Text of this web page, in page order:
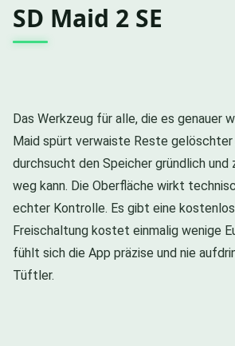
SD Maid 2 SE
Das Werkzeug für alle, die es genauer
Maid spürt verwaiste Reste gelöschter
durchsucht den Speicher gründlich und
weg kann. Die Oberfläche wirkt
echter Kontrolle. Es gibt eine
Freischaltung kostet einmalig wenige
fühlt sich die App präzise und nie
Tüftler.